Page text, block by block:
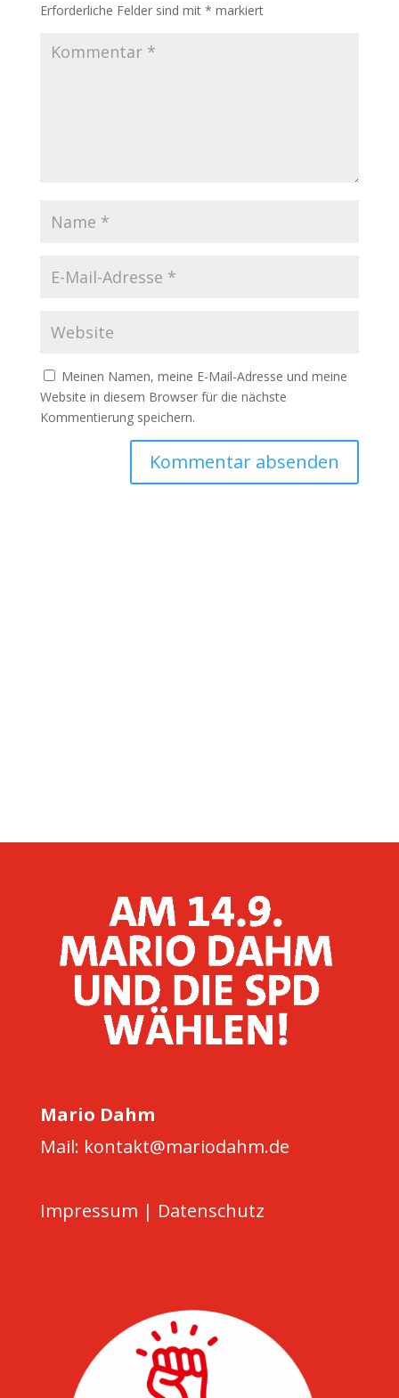
Erforderliche Felder sind mit * markiert
Meinen Namen, meine E-Mail-Adresse und meine
Website in diesem Browser für die nächste
Kommentierung speichern.
Mario Dahm
Mail: kontakt@mariodahm.de
Impressum | Datenschutz